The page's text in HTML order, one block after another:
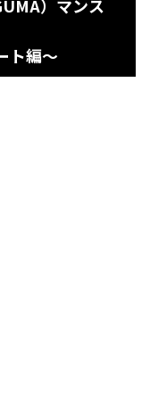
）マンス
ト編〜